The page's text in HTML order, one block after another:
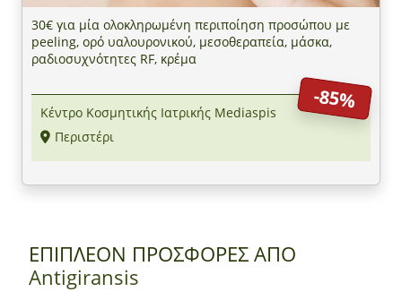
30€ για μία ολοκληρωμένη περιποίηση προσώπου με
peeling, ορό υαλουρονικού, μεσοθεραπεία, μάσκα,
ραδιοσυχνότητες RF, κρέμα
-85%
Κέντρο Κοσμητικής Ιατρικής Mediaspis
Περιστέρι
ΕΠΙΠΛΕΟΝ ΠΡΟΣΦΟΡΕΣ ΑΠΟ
Antigiransis